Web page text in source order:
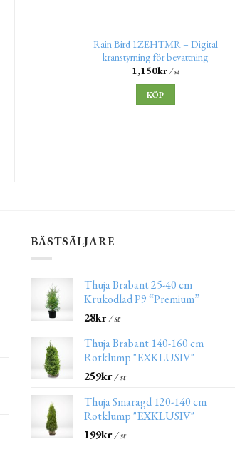
Rain Bird 1ZEHTMR – Digital
kranstyrning för bevattning
1,150kr/ st
KÖP
BÄSTSÄLJARE
Thuja Brabant 25-40 cm
Krukodlad P9 “Premium”
28kr/ st
Thuja Brabant 140-160 cm
Rotklump "EXKLUSIV"
259kr/ st
Thuja Smaragd 120-140 cm
Rotklump "EXKLUSIV"
199kr/ st